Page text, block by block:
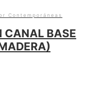
Contemporáneas
CANAL BASE